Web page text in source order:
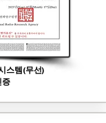
스템(무선)
증